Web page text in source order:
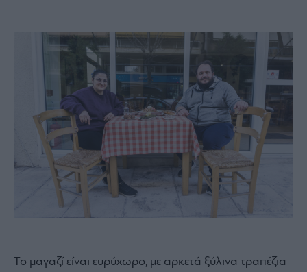
Το μαγαζί είναι ευρύχωρο, με αρκετά ξύλινα τραπέζια